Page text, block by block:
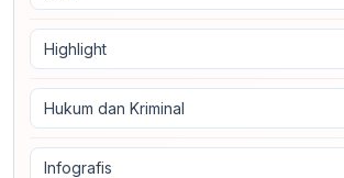
Highlight
Hukum dan Kriminal
Infografis